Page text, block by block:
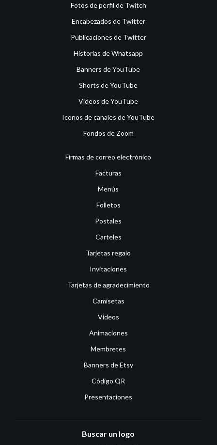
Fotos de perfil de Twitch
Encabezados de Twitter
Publicaciones de Twitter
Historias de Whatsapp
Banners de YouTube
Shorts de YouTube
Vídeos de YouTube
Iconos de canales de YouTube
Fondos de Zoom
Firmas de correo electrónico
Facturas
Menús
Folletos
Postales
Carteles
Tarjetas regalo
Invitaciones
Tarjetas de agradecimiento
Camisetas
Vídeos
Animaciones
Membretes
Banners de Etsy
Código QR
Presentaciones
Buscar un logo